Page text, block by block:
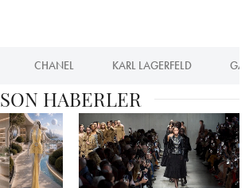
CHANEL KARL LAGERFELD
SON HABERLER